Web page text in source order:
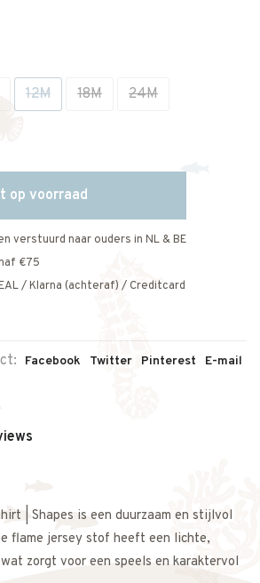
12M 18M
24M
op voorraad
verstuurd naar ouders in NL & BE
€75
/ Klarna (achteraf) / Creditcard
Facebook Twitter Pinterest E-mail
| Shapes is een duurzaam en stijlvol
flame jersey stof heeft een lichte,
zorgt voor een speels en karaktervol